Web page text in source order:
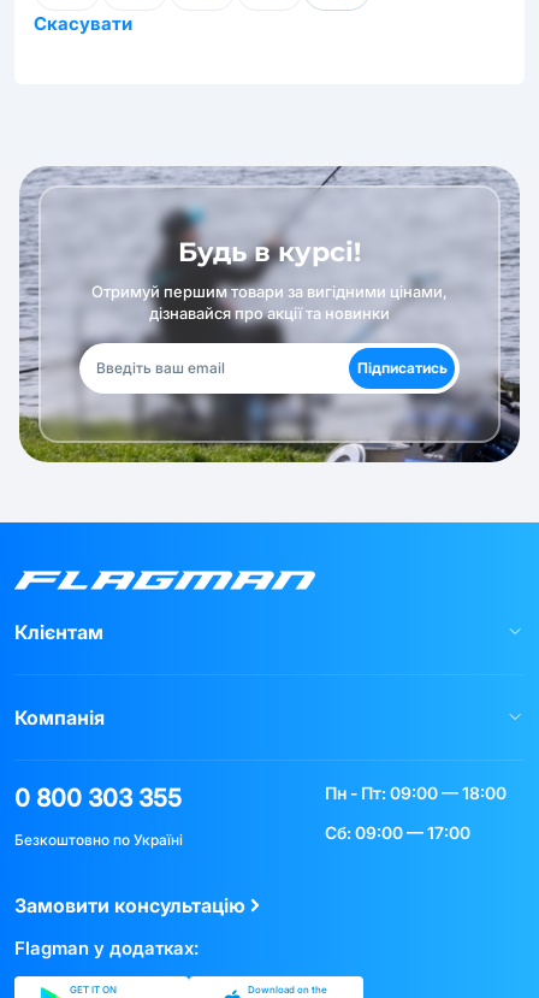
Скасувати
Будь в курсі!
Отримуй першим товари за вигідними цінами,
дізнавайся про акції та новинки
Підписатись
Клієнтам
Компанія
0 800 303 355
Безкоштовно по Україні
Пн - Пт: 09:00 — 18:00
Сб: 09:00 — 17:00
Замовити консультацію
Flagman у додатках:
GET IT ON Download on the